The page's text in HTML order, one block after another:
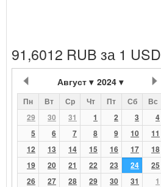
91,6012 RUB за 1 USD
Август 2024
Пн Вт Ср Чт Пт Сб
Вс
29
30 31 1 2 3
4
5
6 7 8 9 10
11
12
13 14 15 16 17
18
19
20 21 22 23 24
25
26
27 28 29 30 31 1